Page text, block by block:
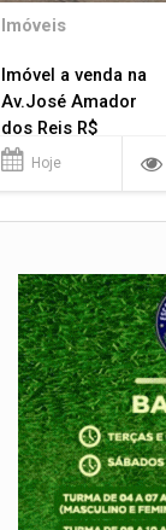
Imóveis
Imóvel a venda na
Av.José Amador
dos Reis R$
1.400.000
Hoje